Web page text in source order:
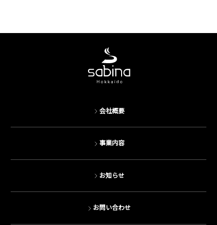
会社概要
事業内容
お知らせ
お問い合わせ